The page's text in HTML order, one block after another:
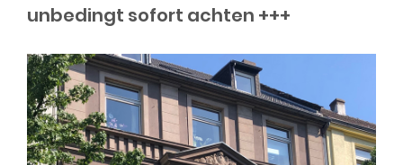
unbedingt sofort achten +++